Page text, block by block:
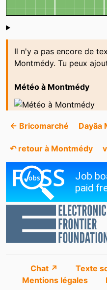
Shoutbox
Il n'y a pas encore de
Montmédy. Tu peux
Météo à Montmédy
← Bricomarché Dayãa
↶ retour à Montmédy
Chat ↗ Texte
Mentions légales